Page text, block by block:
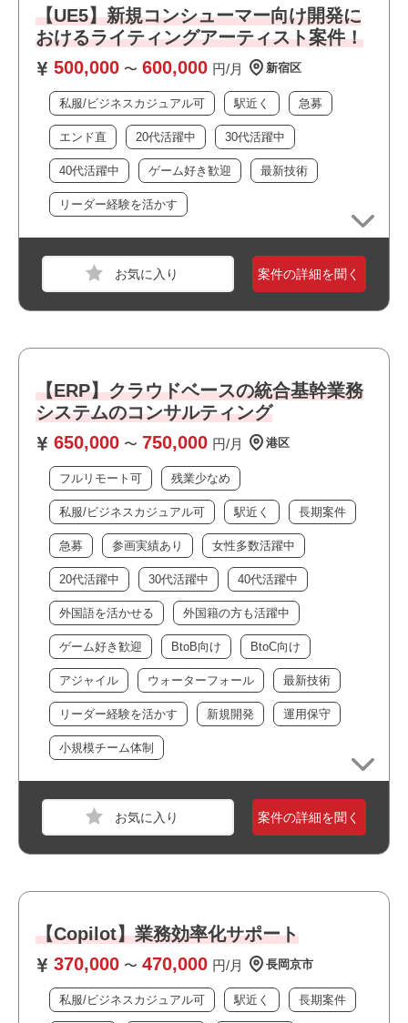
【UE5】新規コンシューマー向け開発に
おけるライティングアーティスト案件！
500,000 〜 600,000 円/月 新宿区
私服/ビジネスカジュアル可 駅近く 急募
エンド直 20代活躍中 30代活躍中
40代活躍中 ゲーム好き歓迎 最新技術
リーダー経験を活かす
案件の詳細を聞く
【ERP】クラウドベースの統合基幹業務
システムのコンサルティング
650,000 〜 750,000 円/月 港区
フルリモート可 残業少なめ
私服/ビジネスカジュアル可 駅近く 長期案件
急募 参画実績あり 女性多数活躍中
20代活躍中 30代活躍中 40代活躍中
外国語を活かせる 外国籍の方も活躍中
ゲーム好き歓迎 BtoB向け BtoC向け
アジャイル ウォーターフォール 最新技術
リーダー経験を活かす 新規開発 運用保守
小規模チーム体制
職種
ITコンサルタント
業界
サービス
必須スキル
おすすめポイント
・フルリモートかつ長期案件です！
案件です！
案件の詳細を聞く
【Copilot】業務効率化サポート
370,000 〜 470,000 円/月 長岡京市
私服/ビジネスカジュアル可 駅近く 長期案件
職種
ITサポート
業界
不動産・建設・設備
スキル
Word,Excel
必須スキル
・Microsoft 365 Copilotを活用した業務支援の経験（もし
くはCopilot導入支援経験）
おすすめポイント
業界
不動産・建設・設備
スキル
JavaScript,C++,Python,MySQL
必須スキル
【下記のいずれかの実務経験】
・機械学習、AIシステム開発に関わる経験